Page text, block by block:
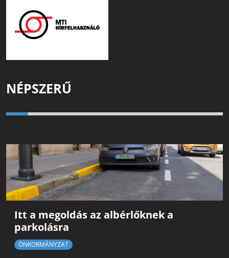
NÉPSZERŰ
Itt a megoldás az albérlőknek a
parkolásra
ÖNKORMÁNYZAT